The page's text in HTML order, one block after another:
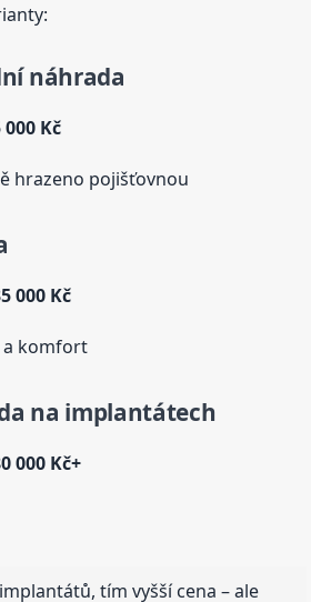
náhrada
000 Kč
hrazeno pojišťovnou
000 Kč
a komfort
na implantátech
000 Kč+
tím vyšší cena – ale